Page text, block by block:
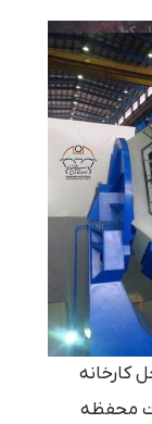
کارخانه
محفظه